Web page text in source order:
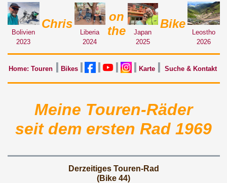
Bolivien
2023
Chris
Liberia
2024
on
the
Japan
2025
Bike
Leostho
2026
Home: Touren Bikes Karte Suche & Kontakt
Meine Touren-Räder
seit dem ersten Rad 1969
Derzeitiges Touren-Rad
(Bike 44)